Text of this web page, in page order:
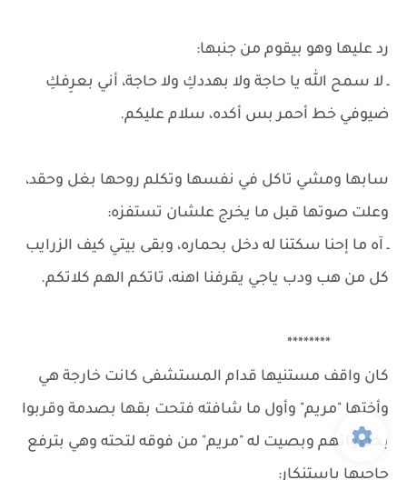
رد عليها وهو بيقوم من جنبها:
ـ لا سمح الله يا حاجة ولا بهددكِ ولا حاجة، أني بعرِفكِ
ضيوفي خط أحمر بس أكده، سلام عليكم.
سابها ومشي تاكل في نفسها وتكلم روحها بغل وحقد،
وعلت صوتها قبل ما يخرج علشان تستفزه:
ـ آه ما إحنا سكتنا له دخل بحماره، وبقى بيتي كيف الزرايب
كل من هب ودب ياجي يقرفنا اهنه، تاتكم الهم كلاتكم.
********
كان واقف مستنيها قدام المستشفى كانت خارجة هي
وأختها "مريم" وأول ما شافته فتحت بقها بصدمة وقربوا
بخطواتهم وبصيت له "مريم" من فوقه لتحته وهي بترفع
حاجبها باستنكار: